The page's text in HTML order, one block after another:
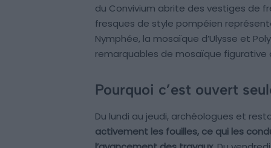
du Convivium abrite des vestiges de
fresques de style pompéien
Nymphée, la mosaïque d’Ulysse et
remarquables de mosaïque figurative
Pourquoi c’est ouvert
Du lundi au jeudi, archéologues et
activement les fouilles, ce qui les